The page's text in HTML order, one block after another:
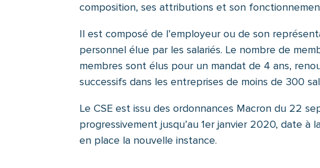
composition, ses attributions et son
Il est composé de l’employeur ou de son
personnel élue par les salariés. Le nombre de
membres sont élus pour un mandat de 4 ans,
successifs dans les entreprises de moins de 300
Le CSE est issu des ordonnances Macron du 22
progressivement jusqu’au 1er janvier 2020, date
en place la nouvelle instance.